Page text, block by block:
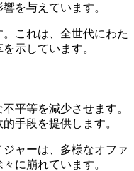
を与えています。
これは、全世代にわた
示しています。
平等を減少させます。
手段を提供します。
ャーは、多様なオファ
に崩れています。